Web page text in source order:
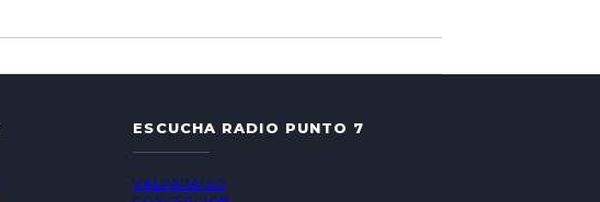
ESCUCHA RADIO PUNTO 7
VALPARAÍSO